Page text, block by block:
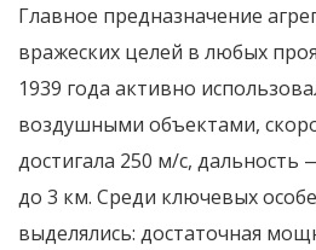
Главное предназначение
вражеских целей в любых
1939 года активно
воздушными объектами,
достигала 250 м/с,
до 3 км. Среди ключевых
выделялись: достаточная